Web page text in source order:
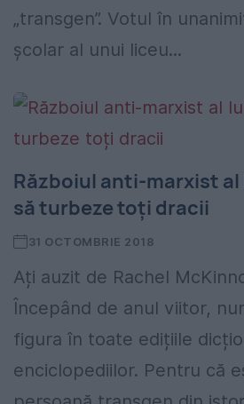
„transgen”. Votul în
școlar al unui liceu...
Războiul anti-marxist al
să turbeze toți dracii
31 OCTOMBRIE 2018
Ați auzit de Rachel
Începând de anul viitor,
figura în toate edițiile
enciclopediilor. Pentru că